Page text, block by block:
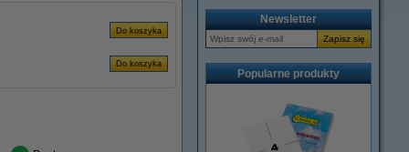
Newsletter
Popularne produkty